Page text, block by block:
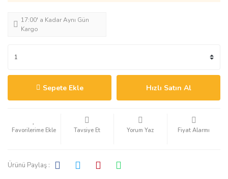
17:00' a Kadar Aynı Gün
Kargo
Sepete Ekle Hızlı Satın Al
Tavsiye Et Yorum Yaz Fiyat Alarmı
Ürünü Paylaş :